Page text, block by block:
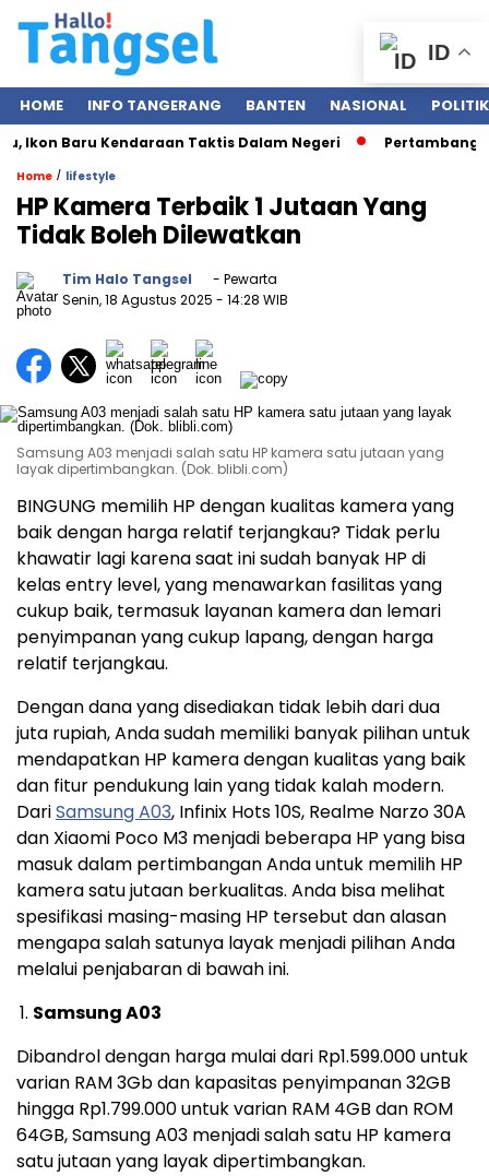
HOME INFO TANGERANG BANTEN NASIONAL POLITIK
Baru Kendaraan Taktis Dalam Negeri Pertambangan
Home / lifestyle
HP Kamera Terbaik 1 Jutaan Yang
Tidak Boleh Dilewatkan
Tim Halo Tangsel
- Pewarta
Senin, 18 Agustus 2025 - 14:28 WIB
Samsung A03 menjadi salah satu HP kamera satu jutaan yang
layak dipertimbangkan. (Dok. blibli.com)
BINGUNG memilih HP dengan kualitas kamera yang
baik dengan harga relatif terjangkau? Tidak perlu
khawatir lagi karena saat ini sudah banyak HP di
kelas entry level, yang menawarkan fasilitas yang
cukup baik, termasuk layanan kamera dan lemari
penyimpanan yang cukup lapang, dengan harga
relatif terjangkau.
Dengan dana yang disediakan tidak lebih dari dua
juta rupiah, Anda sudah memiliki banyak pilihan untuk
mendapatkan HP kamera dengan kualitas yang baik
dan fitur pendukung lain yang tidak kalah modern.
DariSamsung A03, Infinix Hots 10S, Realme Narzo 30A
dan Xiaomi Poco M3 menjadi beberapa HP yang bisa
masuk dalam pertimbangan Anda untuk memilih HP
kamera satu jutaan berkualitas. Anda bisa melihat
spesifikasi masing-masing HP tersebut dan alasan
mengapa salah satunya layak menjadi pilihan Anda
melalui penjabaran di bawah ini.
Samsung A03
Dibandrol dengan harga mulai dari Rp1.599.000 untuk
varian RAM 3Gb dan kapasitas penyimpanan 32GB
hingga Rp1.799.000 untuk varian RAM 4GB dan ROM
64GB, Samsung A03 menjadi salah satu HP kamera
satu jutaan yang layak dipertimbangkan.
ID